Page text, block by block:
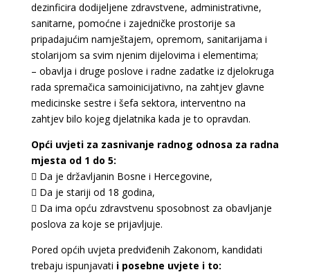
dezinficira dodijeljene zdravstvene, administrativne,
sanitarne, pomoćne i zajedničke prostorije sa
pripadajućim namještajem, opremom, sanitarijama i
stolarijom sa svim njenim dijelovima i elementima;
– obavlja i druge poslove i radne zadatke iz djelokruga
rada spremačica samoinicijativno, na zahtjev glavne
medicinske sestre i šefa sektora, interventno na
zahtjev bilo kojeg djelatnika kada je to opravdan.
Opći uvjeti za zasnivanje radnog odnosa za radna
mjesta od 1 do 5:
 Da je državljanin Bosne i Hercegovine,
 Da je stariji od 18 godina,
 Da ima opću zdravstvenu sposobnost za obavljanje
poslova za koje se prijavljuje.
Pored općih uvjeta predviđenih Zakonom, kandidati
trebaju ispunjavati i posebne uvjete i to: